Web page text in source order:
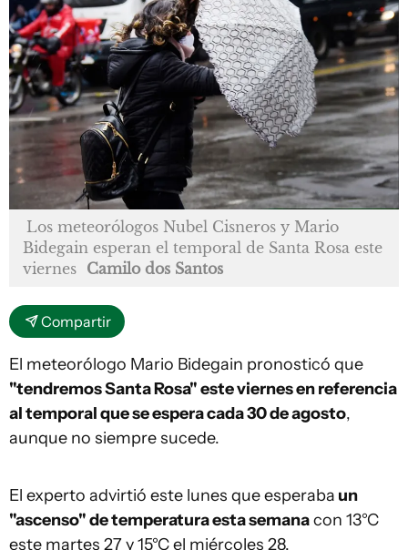
Los meteorólogos Nubel Cisneros y Mario
Bidegain esperan el temporal de Santa Rosa este
viernes Camilo dos Santos
Compartir
El meteorólogo Mario Bidegain pronosticó que
"tendremos Santa Rosa" este viernes en referencia
al temporal que se espera cada 30 de agosto,
aunque no siempre sucede.
El experto advirtió este lunes que esperaba un
"ascenso" de temperatura esta semanacon 13°C
este martes 27 y 15°C el miércoles 28.